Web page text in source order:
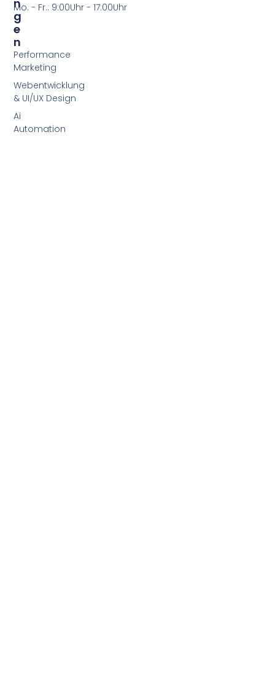
N
G
E
N
Performance
Marketing
Webentwicklung
& UI/UX Design
Ai
Automation
Mo. - Fr.: 9:00Uhr - 17:00Uhr